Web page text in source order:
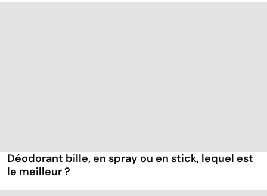
Déodorant bille, en spray ou en stick, lequel est
le meilleur ?